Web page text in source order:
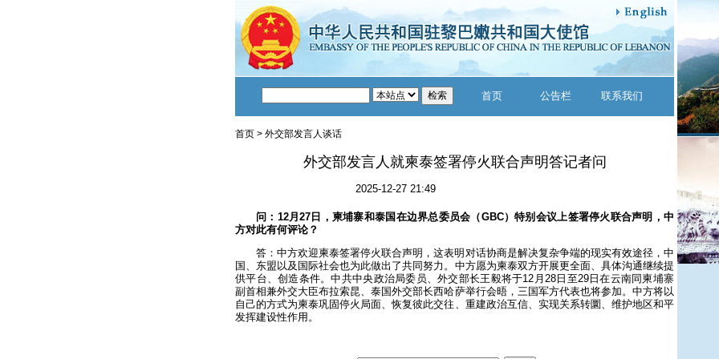
首页 公告栏 联系我们
首页 > 外交部发言人谈话
外交部发言人就柬泰签署停火联合声明答记者问
2025-12-27 21:49
问：12月27日，柬埔寨和泰国在边界总委员会（GBC）特别会议上签署停火联合声明，中
方对此有何评论？
答：中方欢迎柬泰签署停火联合声明，这表明对话协商是解决复杂争端的现实有效途径，中
国、东盟以及国际社会也为此做出了共同努力。中方愿为柬泰双方开展更全面、具体沟通继续提
供平台、创造条件。中共中央政治局委员、外交部长王毅将于12月28日至29日在云南同柬埔寨
副首相兼外交大臣布拉索昆、泰国外交部长西哈萨举行会晤，三国军方代表也将参加。中方将以
自己的方式为柬泰巩固停火局面、恢复彼此交往、重建政治互信、实现关系转圜、维护地区和平
发挥建设性作用。